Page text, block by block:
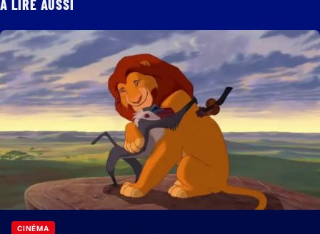
À LIRE AUSSI
CINÉMA